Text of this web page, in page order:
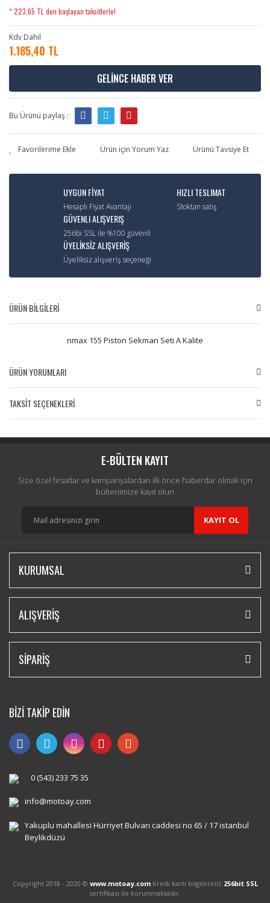
* 223,65 TL den başlayan taksitlerle!
Kdv Dahil
1.185,40 TL
GELİNCE HABER VER
Bu Ürünü paylaş :
Ürün için Yorum Yaz Ürünü Tavsiye Et
UYGUN FİYAT
Hesaplı Fiyat Avantajı
HIZLI TESLIMAT
Stoktan satış
GÜVENLI ALIŞVERIŞ
256bi SSL ile %100 güvenli
ÜYELİKSİZ ALIŞVERİŞ
Üyeliksiz alışveriş seçeneği
ÜRÜN BİLGİLERİ
nmax 155 Piston Sekman Seti A Kalite
ÜRÜN YORUMLARI
Yorum Yaz
TAKSİT SEÇENEKLERİ
E-BÜLTEN KAYIT
Size özel fırsatlar ve kampanyalardan ilk önce haberdar olmak için
bültenimize kayıt olun
KAYIT OL
KURUMSAL
ALIŞVERİŞ
SİPARİŞ
BİZİ TAKİP EDİN
0 (543) 233 75 35
info@motoay.com
Yakuplu mahallesi Hürriyet Bulvarı caddesi no 65 / 17 istanbul
Beylikdüzü
Copyright 2018 - 2020 © www.motoay.comKredi kartı bilgileriniz 256bit SSL
sertifikası ile korunmaktadır.